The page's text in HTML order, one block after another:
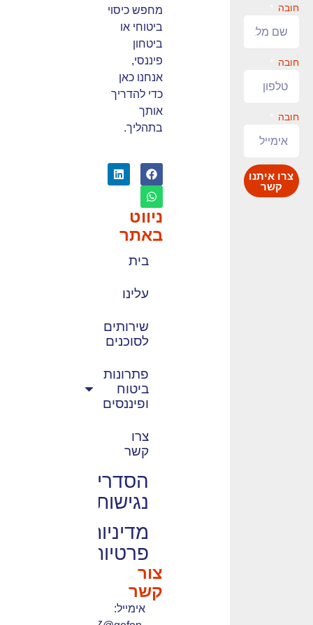
חובה
חובה
חובה
צרו איתנו
קשר
מחפש כיסוי
ביטוחי או
ביטחון
פיננסי,
אנחנו כאן
כדי להדריך
אותך
בתהליך.
ניווט
באתר
בית
עלינו
שירותים
לסוכנים
פתרונות
ביטוח
ופיננסים
צרו
קשר
הסדרי
נגישות
מדיניות
פרטיות
צור
קשר
אימייל: